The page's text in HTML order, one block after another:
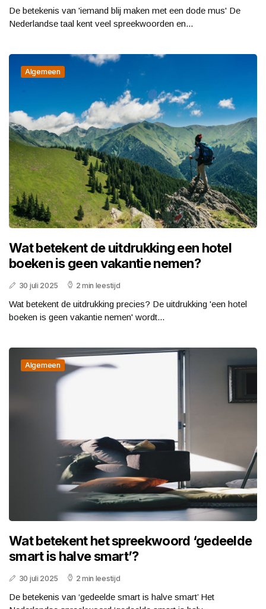
De betekenis van 'iemand blij maken met een dode mus' De
Nederlandse taal kent veel spreekwoorden en...
Algemeen
Wat betekent de uitdrukking een hotel
boeken is geen vakantie nemen?
30 juli 2025 2 min leestijd
Wat betekent de uitdrukking precies? De uitdrukking 'een hotel
boeken is geen vakantie nemen' wordt...
Algemeen
Wat betekent het spreekwoord ‘gedeelde
smart is halve smart’?
30 juli 2025 2 min leestijd
De betekenis van ‘gedeelde smart is halve smart’ Het